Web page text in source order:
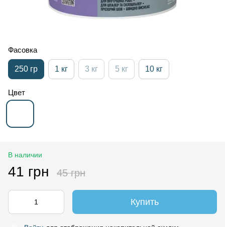
Фасовка
250 гр 1 кг 3 кг 5 кг 10 кг
Цвет
В наличии
41 грн 45 грн
Купить